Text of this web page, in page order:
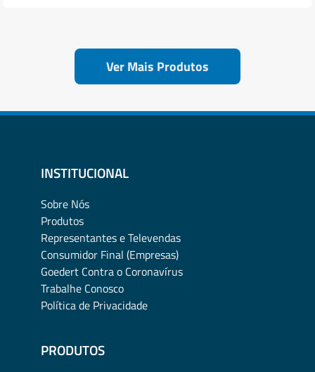
Ver Mais Produtos
INSTITUCIONAL
Sobre Nós
Produtos
Representantes e Televendas
Consumidor Final (Empresas)
Goedert Contra o Coronavírus
Trabalhe Conosco
Política de Privacidade
PRODUTOS